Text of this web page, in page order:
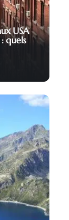
USA
quels